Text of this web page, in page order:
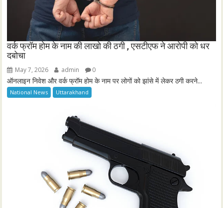
वर्क फ्रॉम होम के नाम की लाखो की ठगी , एसटीएफ ने आरोपी को धर
दबोचा
May 7, 2026 admin 0
ऑनलाइन निवेश और वर्क फ्रॉम होम के नाम पर लोगों को झांसे में लेकर ठगी करने...
National News Uttarakhand